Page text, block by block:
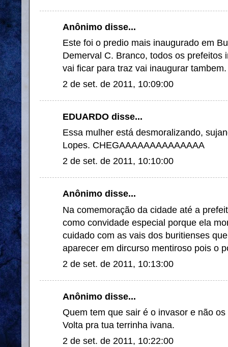
Anônimo disse...
Este foi o predio mais inaugurado em
Demerval C. Branco, todos os prefeitos
vai ficar para traz vai inaugurar tambem.
2 de set. de 2011, 10:09:00
EDUARDO disse...
Essa mulher está desmoralizando,
Lopes. CHEGAAAAAAAAAAAAAA
2 de set. de 2011, 10:10:00
Anônimo disse...
Na comemoração da cidade até a
como convidade especial porque ela
cuidado com as vais dos buritienses
aparecer em dircurso mentiroso pois o
2 de set. de 2011, 10:13:00
Anônimo disse...
Quem tem que sair é o invasor e não
Volta pra tua terrinha ivana.
2 de set. de 2011, 10:22:00